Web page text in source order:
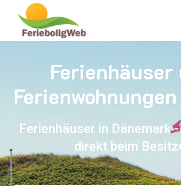
Ferienhäuser
Ferienhäuser in Dänemark
direkt beim